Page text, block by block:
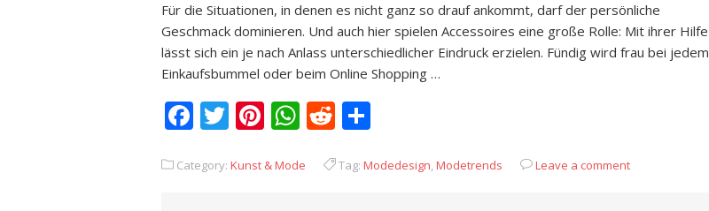
Für die Situationen, in denen es nicht ganz so drauf ankommt, darf der persönliche
Geschmack dominieren. Und auch hier spielen Accessoires eine große Rolle: Mit ihrer Hilfe
lässt sich ein je nach Anlass unterschiedlicher Eindruck erzielen. Fündig wird frau bei jedem
Einkaufsbummel oder beim Online Shopping …
Facebook
Twitter
Pinterest
WhatsApp
Reddit
Category: Kunst & Mode Tag: Modedesign,Modetrends Leave a comment